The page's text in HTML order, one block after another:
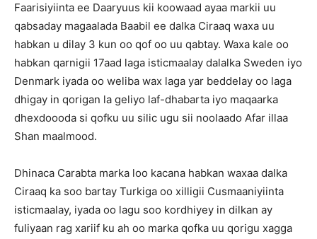
Faarisiyiinta ee Daaryuus kii koowaad ayaa markii uu
qabsaday magaalada Baabil ee dalka Ciraaq waxa uu
habkan u dilay 3 kun oo qof oo uu qabtay. Waxa kale oo
habkan qarnigii 17aad laga isticmaalay dalalka Sweden iyo
Denmark iyada oo weliba wax laga yar beddelay oo laga
dhigay in qorigan la geliyo laf-dhabarta iyo maqaarka
dhexdoooda si qofku uu silic ugu sii noolaado Afar illaa
Shan maalmood.
Dhinaca Carabta marka loo kacana habkan waxaa dalka
Ciraaq ka soo bartay Turkiga oo xilligii Cusmaaniyiinta
isticmaalay, iyada oo lagu soo kordhiyey in dilkan ay
fuliyaan rag xariif ku ah oo marka qofka uu qorigu xagga